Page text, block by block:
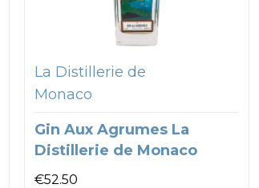
La Distillerie de
Monaco
Gin Aux Agrumes La
Distillerie de Monaco
€52.50